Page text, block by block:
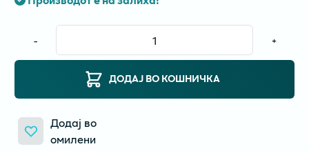
- +
ДОДАЈ ВО КОШНИЧКА
Додај во
омилени